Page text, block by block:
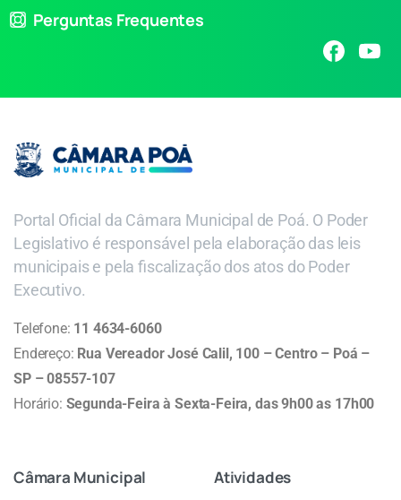
Perguntas Frequentes
Portal Oficial da Câmara Municipal de Poá. O Poder
Legislativo é responsável pela elaboração das leis
municipais e pela fiscalização dos atos do Poder
Executivo.
Telefone: 11 4634-6060
Endereço: Rua Vereador José Calil, 100 – Centro – Poá –
SP – 08557-107
Horário: Segunda-Feira à Sexta-Feira, das 9h00 as 17h00
Câmara Municipal Atividades